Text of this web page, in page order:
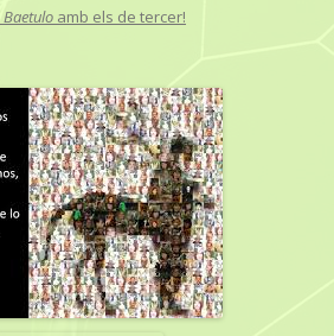
Baetulo amb els de tercer!